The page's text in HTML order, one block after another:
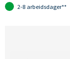
2-8 arbeidsdager**